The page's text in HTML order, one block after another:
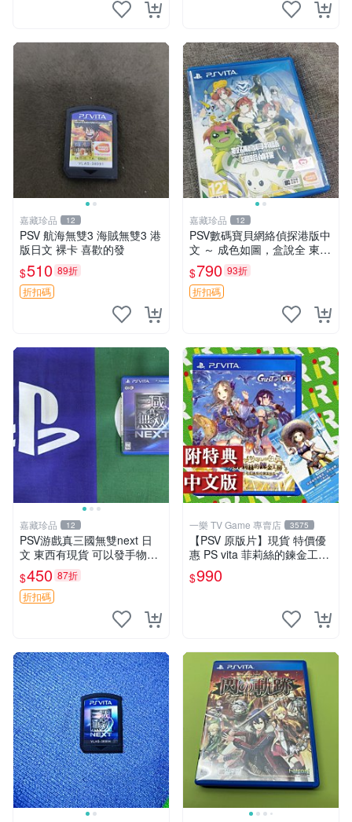
嘉藏珍品 12
PSV 航海無雙3 海賊無雙3 港
版日文 裸卡 喜歡的發
$510 89折
折扣碼
嘉藏珍品 12
PSV數碼寶貝網絡偵探港版中
文 ～ 成色如圖，盒說全 東西
有現貨 可以發
$790 93折
折扣碼
嘉藏珍品 12
PSV游戲真三國無雙next 日
文 東西有現貨 可以發手物品
無質量問題售不退不換
$450 87折
折扣碼
一樂 TV Game 專賣店 3575
【PSV 原版片】現貨 特價優
惠 PS vita 菲莉絲的鍊金工房
不可思議之旅的鍊金術士 中
文版 含特典【一樂電玩】
$990